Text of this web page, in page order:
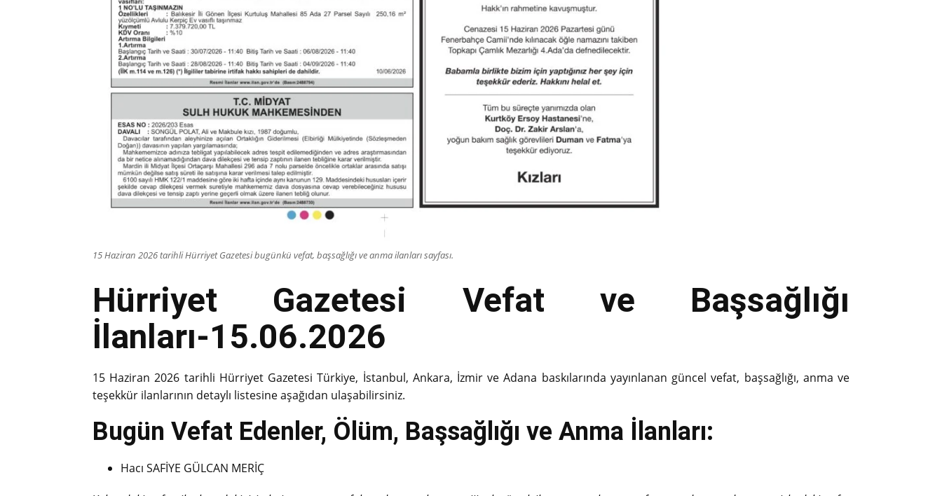
15 Haziran 2026 tarihli Hürriyet Gazetesi bugünkü vefat, başsağlığı ve anma ilanları sayfası.
Hürriyet Gazetesi Vefat ve Başsağlığı
İlanları-15.06.2026
15 Haziran 2026 tarihli Hürriyet Gazetesi Türkiye, İstanbul, Ankara, İzmir ve Adana baskılarında yayınlanan güncel vefat, başsağlığı, anma ve
teşekkür ilanlarının detaylı listesine aşağıdan ulaşabilirsiniz.
Bugün Vefat Edenler, Ölüm, Başsağlığı ve Anma İlanları:
Hacı SAFİYE GÜLCAN MERİÇ